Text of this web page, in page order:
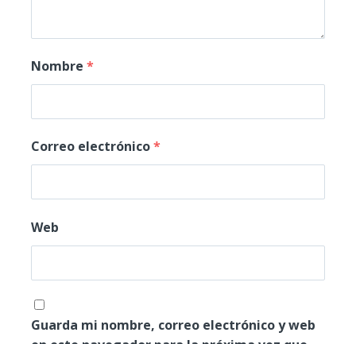
Nombre *
Correo electrónico*
Web
Guarda mi nombre, correo electrónico y web